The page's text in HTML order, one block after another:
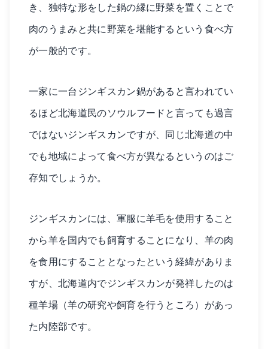
き、独特な形をした鍋の縁に野菜を置くことで
肉のうまみと共に野菜を堪能するという食べ方
が一般的です。
一家に一台ジンギスカン鍋があると言われてい
るほど北海道民のソウルフードと言っても過言
ではないジンギスカンですが、同じ北海道の中
でも地域によって食べ方が異なるというのはご
存知でしょうか。
ジンギスカンには、軍服に羊毛を使用すること
から羊を国内でも飼育することになり、羊の肉
を食用にすることとなったという経緯がありま
すが、北海道内でジンギスカンが発祥したのは
種羊場（羊の研究や飼育を行うところ）があっ
た内陸部です。